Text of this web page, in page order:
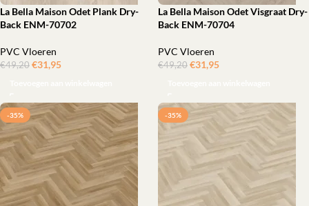
La Bella Maison Odet Plank Dry-
Back ENM-70702
PVC Vloeren
€49,20 €31,95
La Bella Maison Odet Visgraat Dry-
Back ENM-70704
PVC Vloeren
€49,20 €31,95
-35% -35%